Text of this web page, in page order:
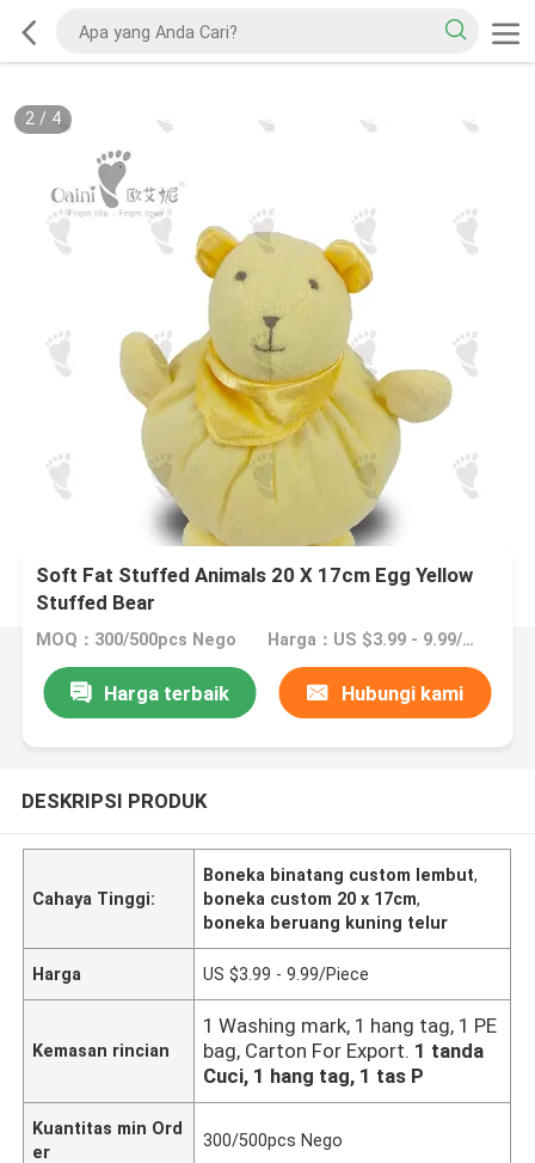
2/ 4
Soft Fat Stuffed Animals 20 X 17cm Egg Yellow
Stuffed Bear
MOQ：300/500pcs Nego Harga：US $3.99 - 9.99/Piece
Harga terbaik Hubungi kami
DESKRIPSI PRODUK
Cahaya Tinggi:
Boneka binatang custom lembut,
boneka custom 20 x 17cm,
boneka beruang kuning telur
Harga US $3.99 - 9.99/Piece
Kemasan rincian
1 Washing mark, 1 hang tag, 1 PE
bag, Carton For Export. 1 tanda
Cuci, 1 hang tag, 1 tas P
Kuantitas min Ord
er
300/500pcs Nego